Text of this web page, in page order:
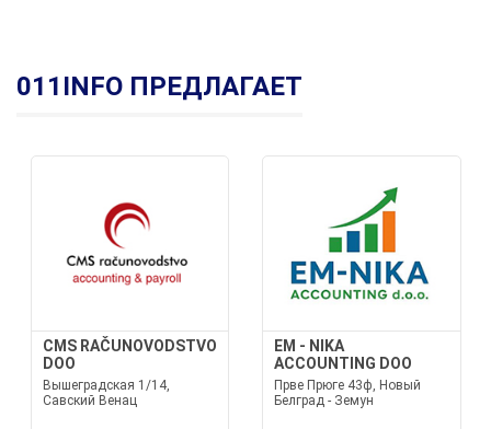
011INFO ПРЕДЛАГАЕТ
CMS RAČUNOVODSTVO
DOO
Вышеградская 1/14,
Савский Венац
EM - NIKA
ACCOUNTING DOO
Прве Прюге 43ф, Новый
Белград - Земун